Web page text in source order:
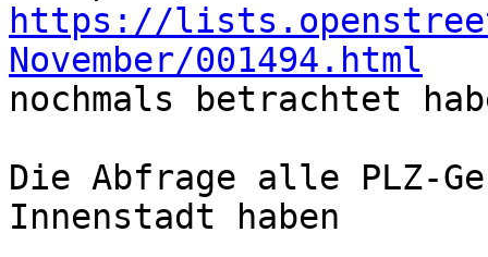
https://
November/001494.html
nochmals betrachtet
Die Abfrage alle PLZ-
Innenstadt haben